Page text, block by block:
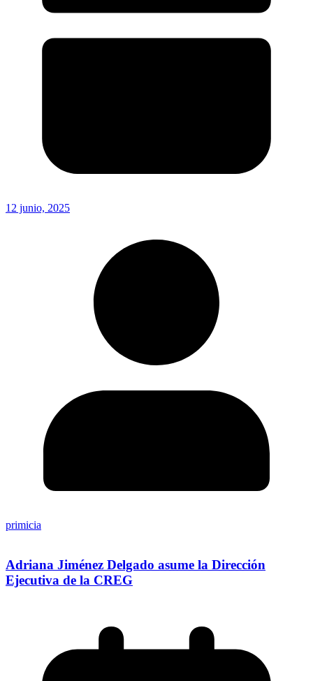
12 junio, 2025
primicia
Adriana Jiménez Delgado asume la Dirección
Ejecutiva de la CREG